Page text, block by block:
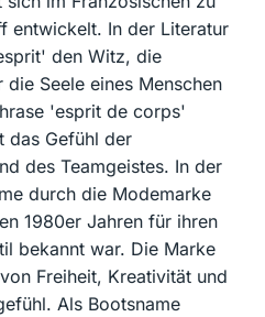
entwickelt. In der Literatur
den Witz, die
Seele eines Menschen
'esprit de corps'
das Gefühl der
des Teamgeistes. In der
durch die Modemarke
1980er Jahren für ihren
bekannt war. Die Marke
Freiheit, Kreativität und
Als Bootsname